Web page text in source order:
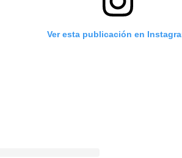
Ver esta publicación en